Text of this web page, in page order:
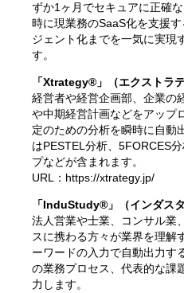
ずか1ヶ月でセキュアに正確
時に現業務のSaaS化を支援
ジェント化までを一気に実現
す。
「Xtrategy®」（エクストラテ
経営者や経営企画部、企業の
や中期経営計画などをアップ
定のための分析を瞬時に自動
はPESTEL分析、5FORCES
プなどが含まれます。
URL： https://xtrategy.jp/
「InduStudy®」（インダスタ
法人営業や士業、コンサル業
スに携わる方々が業界を理解
ーワードの入力で自動出力す
の業務プロセス、代表的な課
力します。